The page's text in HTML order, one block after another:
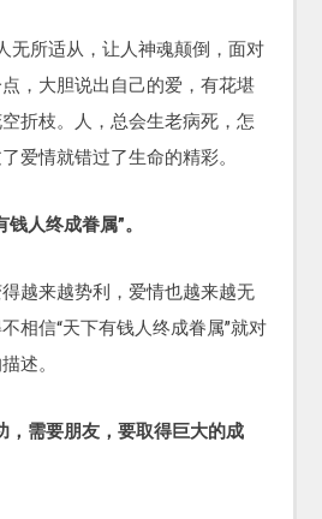
所适从，让人神魂颠倒，面对
，大胆说出自己的爱，有花堪
折枝。人，总会生老病死，怎
爱情就错过了生命的精彩。
人终成眷属”。
来越势利，爱情也越来越无
相信“天下有钱人终成眷属”就对
述。
需要朋友，要取得巨大的成